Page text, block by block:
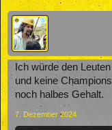
Ich würde den
und keine
noch halbes Gehalt.
7. Dezember 2024